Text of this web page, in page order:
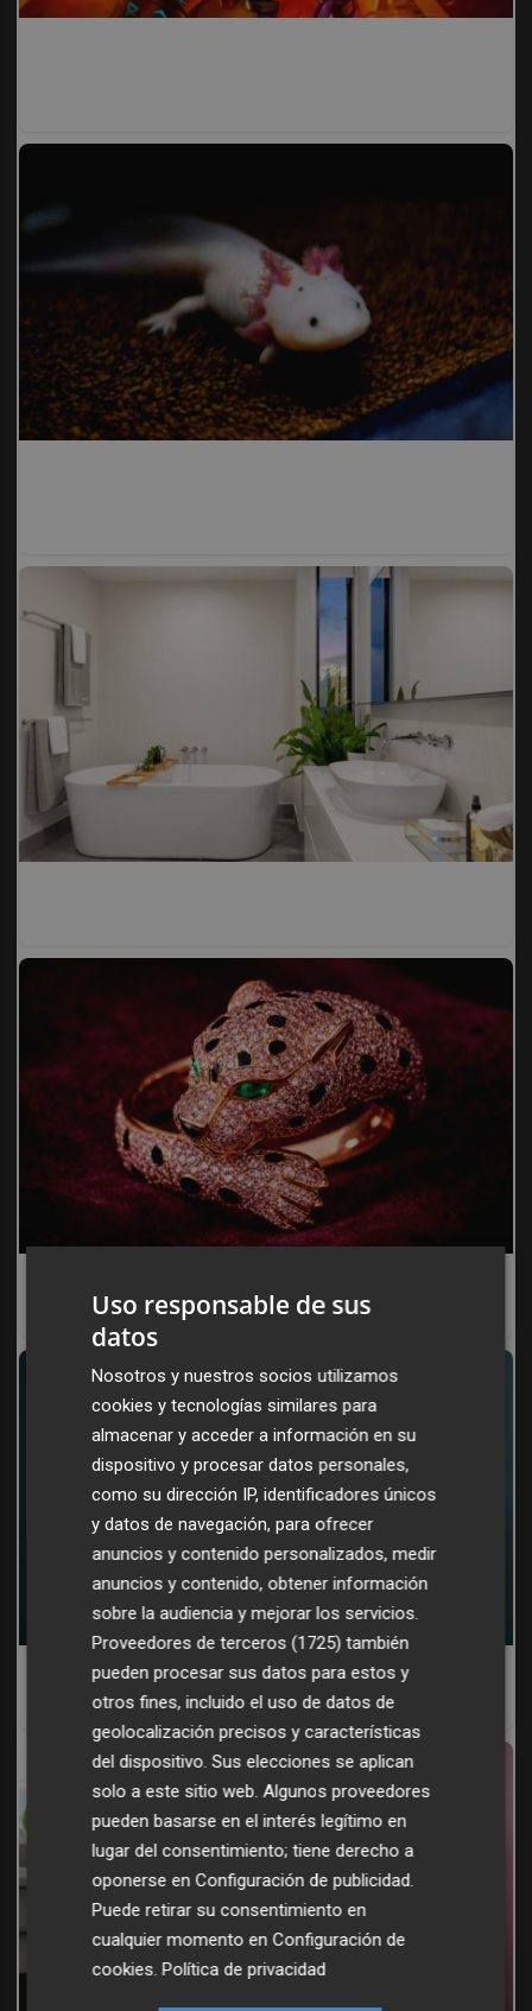
Una joya para mujeres que no piden permiso
¿Por qué se contagia?
La ciencia explica por qué el bostezo es contagioso
Uso responsable de sus
datos
Nosotros y nuestros socios utilizamos
cookies y tecnologías similares para
almacenar y acceder a información en su
dispositivo y procesar datos personales,
como su dirección IP, identificadores únicos
y datos de navegación, para ofrecer
anuncios y contenido personalizados, medir
anuncios y contenido, obtener información
sobre la audiencia y mejorar los servicios.
Proveedores de terceros (1725) también
pueden procesar sus datos para estos y
otros fines, incluido el uso de datos de
geolocalización precisos y características
del dispositivo. Sus elecciones se aplican
solo a este sitio web. Algunos proveedores
pueden basarse en el interés legítimo en
lugar del consentimiento; tiene derecho a
oponerse enConfiguración de publicidad.
Puede retirar su consentimiento en
cualquier momento enConfiguración de
cookies.Política de privacidad